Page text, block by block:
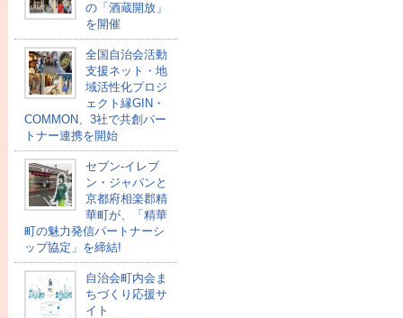
の「酒蔵開放」
を開催
全国自治会活動
支援ネット・地
域活性化プロジ
ェクト縁GIN・
COMMON、3社で共創パー
トナー連携を開始
セブン‐イレブ
ン・ジャパンと
京都府相楽郡精
華町が、「精華
町の魅力発信パートナーシ
ップ協定」を締結!
自治会町内会ま
ちづくり応援サ
イト